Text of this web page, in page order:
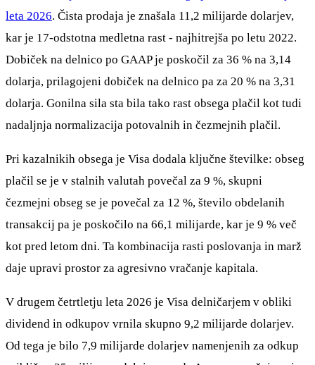
leta 2026. Čista prodaja je znašala 11,2 milijarde dolarjev,
kar je 17-odstotna medletna rast - najhitrejša po letu 2022.
Dobiček na delnico po GAAP je poskočil za 36 % na 3,14
dolarja, prilagojeni dobiček na delnico pa za 20 % na 3,31
dolarja. Gonilna sila sta bila tako rast obsega plačil kot tudi
nadaljnja normalizacija potovalnih in čezmejnih plačil.
Pri kazalnikih obsega je Visa dodala ključne številke: obseg
plačil se je v stalnih valutah povečal za 9 %, skupni
čezmejni obseg se je povečal za 12 %, število obdelanih
transakcij pa je poskočilo na 66,1 milijarde, kar je 9 % več
kot pred letom dni. Ta kombinacija rasti poslovanja in marž
daje upravi prostor za agresivno vračanje kapitala.
V drugem četrtletju leta 2026 je Visa delničarjem v obliki
dividend in odkupov vrnila skupno 9,2 milijarde dolarjev.
Od tega je bilo 7,9 milijarde dolarjev namenjenih za odkup